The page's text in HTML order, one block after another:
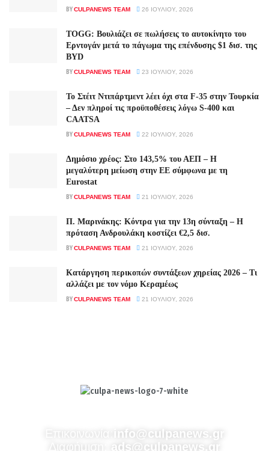
BYCULPANEWS TEAM 26 ΙΟΥΛΊΟΥ, 2026
TOGG: Βουλιάζει σε πωλήσεις το αυτοκίνητο του
Ερντογάν μετά το πάγωμα της επένδυσης $1 δισ. της
BYD
BYCULPANEWS TEAM 23 ΙΟΥΛΊΟΥ, 2026
Το Στέιτ Ντιπάρτμεντ λέει όχι στα F-35 στην Τουρκία
– Δεν πληροί τις προϋποθέσεις λόγω S-400 και
CAATSA
BYCULPANEWS TEAM 22 ΙΟΥΛΊΟΥ, 2026
Δημόσιο χρέος: Στο 143,5% του ΑΕΠ – Η
μεγαλύτερη μείωση στην ΕΕ σύμφωνα με τη
Eurostat
BYCULPANEWS TEAM 21 ΙΟΥΛΊΟΥ, 2026
Π. Μαρινάκης: Κόντρα για την 13η σύνταξη – Η
πρόταση Ανδρουλάκη κοστίζει €2,5 δισ.
BYCULPANEWS TEAM 21 ΙΟΥΛΊΟΥ, 2026
Κατάργηση περικοπών συντάξεων χηρείας 2026 – Τι
αλλάζει με τον νόμο Κεραμέως
BYCULPANEWS TEAM 21 ΙΟΥΛΊΟΥ, 2026
info@culpanews.gr
Διαφήμιση:
ads@culpanews.gr